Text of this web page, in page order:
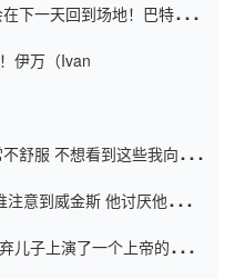
下一天回到场地！巴特勒迈
伊万（Ivan
舒服 不想看到这些我向他
意到威金斯 他讨厌他的老
儿子上演了一个上帝的剧